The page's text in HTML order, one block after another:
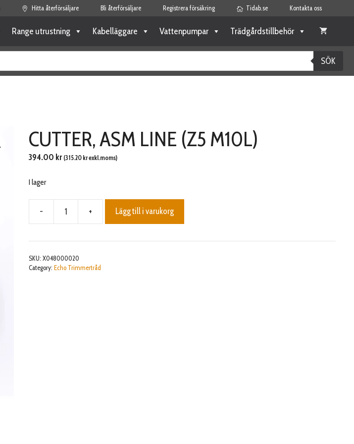
Hitta återförsäljare Bli återförsäljare Registrera försäkring Tidab.se Kontakta oss
Range utrustning Kabelläggare Vattenpumpar Trädgårdstillbehör
SÖK
CUTTER, ASM LINE (Z5 M10L)
394.00 kr (315.20 krexkl.moms)
I lager
-
LINE
(Z5
M10L)
+ Lägg till i varukorg
SKU: X048000020
Category: Echo Trimmertråd